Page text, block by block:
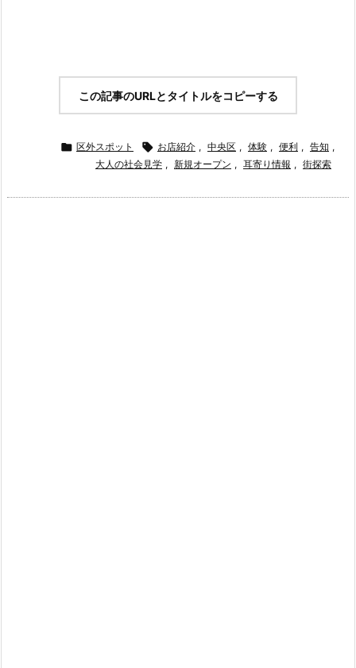
この記事のURLとタイトルをコピーする
 区外スポット  お店紹介 , 中央区 , 体験 , 便利 , 告知 ,
大人の社会見学 , 新規オープン , 耳寄り情報 , 街探索